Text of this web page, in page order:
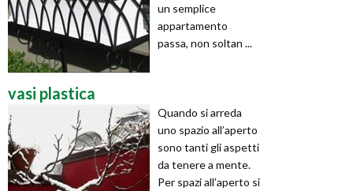
un semplice
appartamento
passa, non soltan ...
vasi plastica
Quando si arreda
uno spazio all’aperto
sono tanti gli aspetti
da tenere a mente.
Per spazi all’aperto si